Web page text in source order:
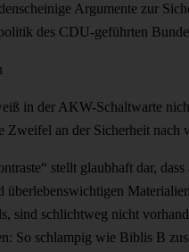
Argumente zur
des CDU-geführten
in der AKW-Schaltwarte
Zweifel an der Sicherheit nach
stellt glaubhaft dar,
überlebenswichtigen
sind schlichtweg nicht
So schlampig wie Biblis B